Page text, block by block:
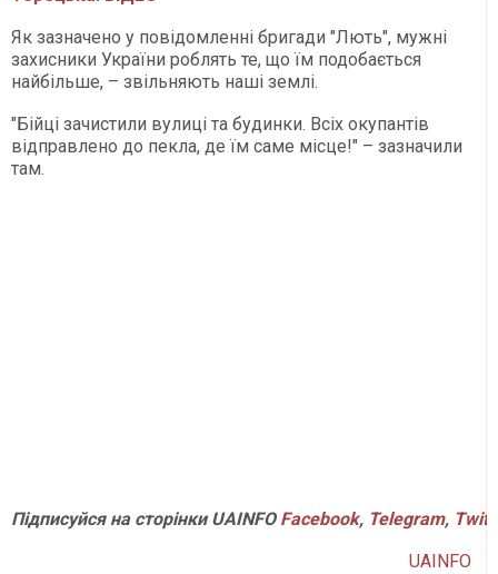
Як зазначено у повідомленні бригади "Лють", мужні
захисники України роблять те, що їм подобається
найбільше, – звільняють наші землі.
"Бійці зачистили вулиці та будинки. Всіх окупантів
відправлено до пекла, де їм саме місце!" – зазначили
там.
ПідписуйсянасторінкиUAINFO Facebook, Telegram,
UAINFO